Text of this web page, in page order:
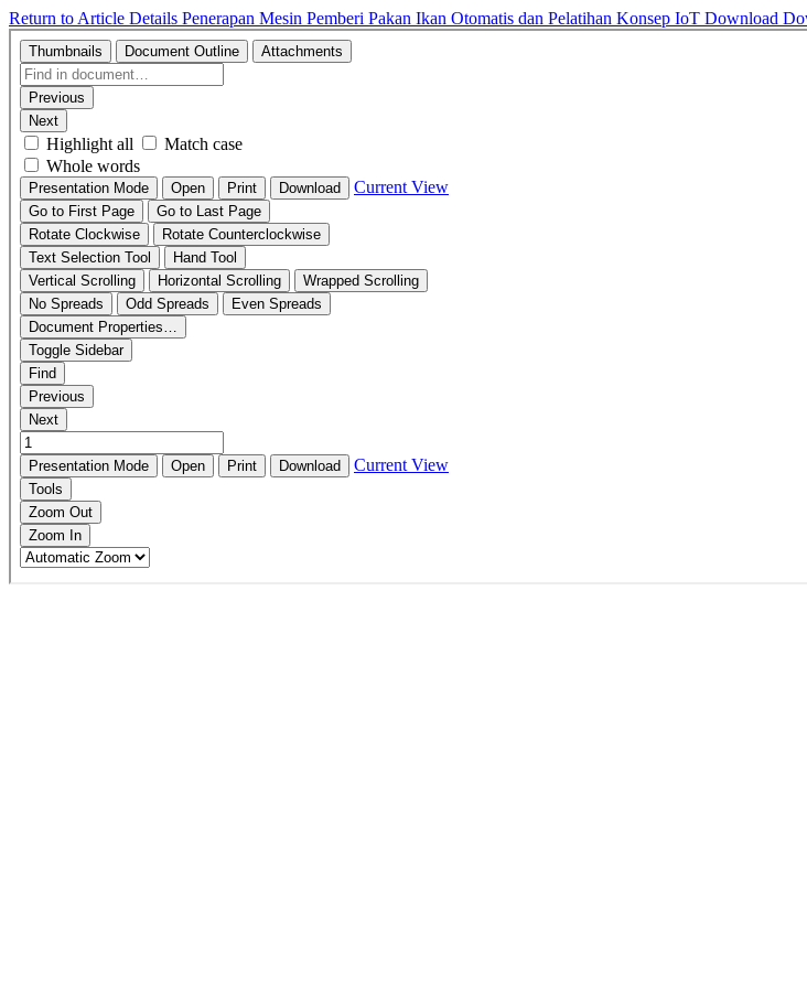
Return to Article Details Penerapan Mesin Pemberi Pakan Ikan Otomatis dan Pelatihan Konsep IoT Download